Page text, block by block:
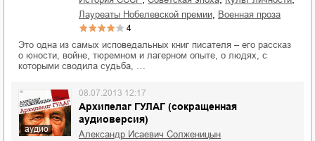
лауреаты Нобелевской премии военная проза
4
Это одна из самых исповедальных книг писателя – его рассказ
о юности, войне, тюремном и лагерном опыте, о людях, с
которыми сводила судьба, …
аудио
Архипелаг ГУЛАГ (сокращенная
аудиоверсия)
08.07.2013 12:17
Александр Исаевич Солженицын